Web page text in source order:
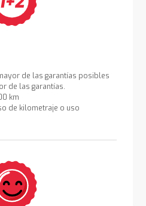
de las garantías posibles
de las garantías.
km
de kilometraje o uso